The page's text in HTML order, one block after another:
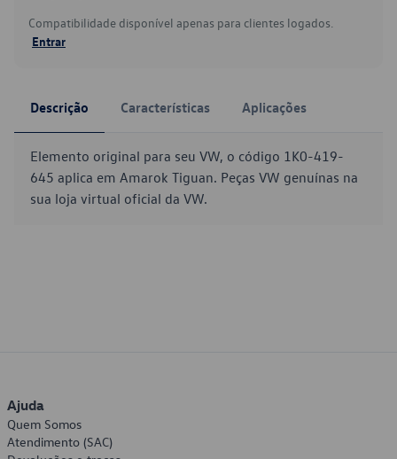
Compatibilidade disponível apenas para clientes logados.
Entrar
Descrição Características Aplicações
Elemento original para seu VW, o código 1K0-419-
645 aplica em Amarok Tiguan. Peças VW genuínas na
sua loja virtual oficial da VW.
Ajuda
Quem Somos
Atendimento (SAC)